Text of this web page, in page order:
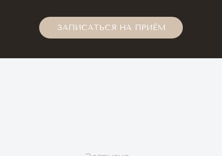
ЗАПИСАТЬСЯ НА ПРИЁМ